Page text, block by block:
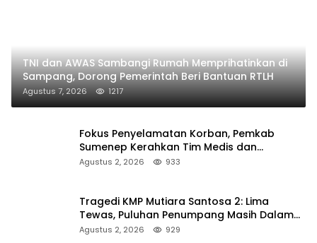
TNI dan AWAS Sambangi Rumah Memprihatinkan di
Sampang, Dorong Pemerintah Beri Bantuan RTLH
Agustus 7, 2026 1217
Fokus Penyelamatan Korban, Pemkab
Sumenep Kerahkan Tim Medis dan
Ambulans ke Pelabuhan Kalianget
Agustus 2, 2026 933
Tragedi KMP Mutiara Santosa 2: Lima
Tewas, Puluhan Penumpang Masih Dalam
Pencarian
Agustus 2, 2026 929